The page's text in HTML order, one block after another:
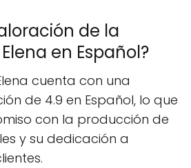
de la
en Español?
cuenta con una
de 4.9 en Español, lo que
con la producción de
y su dedicación a